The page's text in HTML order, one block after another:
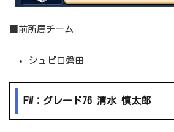
■前所属チーム
ジュビロ磐田
FW：グレード76 清水 慎太郎